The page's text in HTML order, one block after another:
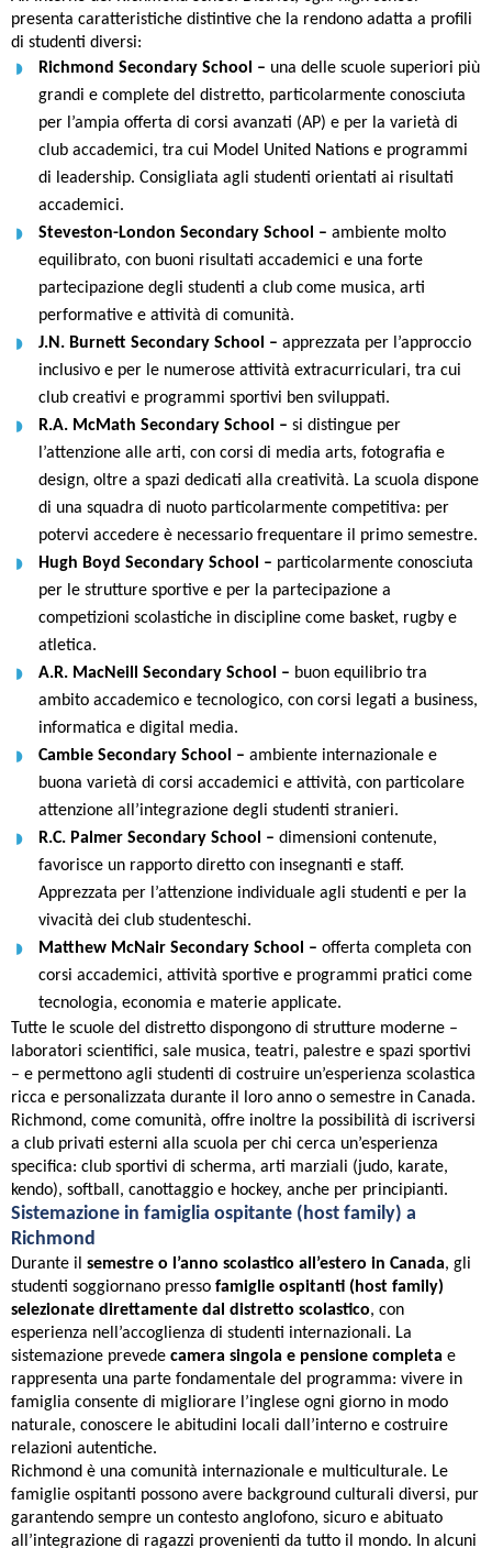
presenta caratteristiche distintive che la rendono adatta a profili
di studenti diversi:
Richmond Secondary School – una delle scuole superiori più
grandi e complete del distretto, particolarmente conosciuta
per l’ampia offerta di corsi avanzati (AP) e per la varietà di
club accademici, tra cui Model United Nations e programmi
di leadership. Consigliata agli studenti orientati ai risultati
accademici.
Steveston-London Secondary School – ambiente molto
equilibrato, con buoni risultati accademici e una forte
partecipazione degli studenti a club come musica, arti
performative e attività di comunità.
J.N. Burnett Secondary School – apprezzata per l’approccio
inclusivo e per le numerose attività extracurriculari, tra cui
club creativi e programmi sportivi ben sviluppati.
R.A. McMath Secondary School – si distingue per
l’attenzione alle arti, con corsi di media arts, fotografia e
design, oltre a spazi dedicati alla creatività. La scuola dispone
di una squadra di nuoto particolarmente competitiva: per
potervi accedere è necessario frequentare il primo semestre.
Hugh Boyd Secondary School – particolarmente conosciuta
per le strutture sportive e per la partecipazione a
competizioni scolastiche in discipline come basket, rugby e
atletica.
A.R. MacNeill Secondary School – buon equilibrio tra
ambito accademico e tecnologico, con corsi legati a business,
informatica e digital media.
Cambie Secondary School – ambiente internazionale e
buona varietà di corsi accademici e attività, con particolare
attenzione all’integrazione degli studenti stranieri.
R.C. Palmer Secondary School – dimensioni contenute,
favorisce un rapporto diretto con insegnanti e staff.
Apprezzata per l’attenzione individuale agli studenti e per la
vivacità dei club studenteschi.
Matthew McNair Secondary School – offerta completa con
corsi accademici, attività sportive e programmi pratici come
tecnologia, economia e materie applicate.
Tutte le scuole del distretto dispongono di strutture moderne –
laboratori scientifici, sale musica, teatri, palestre e spazi sportivi
– e permettono agli studenti di costruire un’esperienza scolastica
ricca e personalizzata durante il loro anno o semestre in Canada.
Richmond, come comunità, offre inoltre la possibilità di iscriversi
a club privati esterni alla scuola per chi cerca un’esperienza
specifica: club sportivi di scherma, arti marziali (judo, karate,
kendo), softball, canottaggio e hockey, anche per principianti.
Sistemazione in famiglia ospitante (host family) a
Richmond
Durante il semestre o l’anno scolastico all’estero in Canada, gli
studenti soggiornano presso famiglie ospitanti (host family)
selezionate direttamente dal distretto scolastico, con
esperienza nell’accoglienza di studenti internazionali. La
sistemazione prevede camera singola e pensione completa e
rappresenta una parte fondamentale del programma: vivere in
famiglia consente di migliorare l’inglese ogni giorno in modo
naturale, conoscere le abitudini locali dall’interno e costruire
relazioni autentiche.
Richmond è una comunità internazionale e multiculturale. Le
famiglie ospitanti possono avere background culturali diversi, pur
garantendo sempre un contesto anglofono, sicuro e abituato
all’integrazione di ragazzi provenienti da tutto il mondo. In alcuni